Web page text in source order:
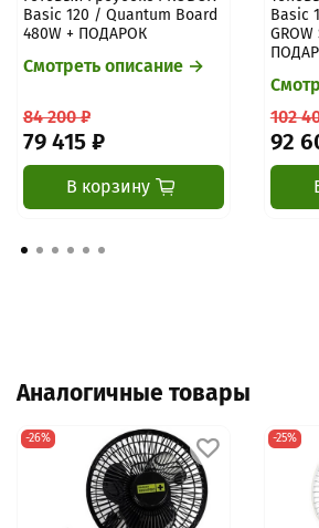
Basic 120 / Quantum Board
480W + ПОДАРОК
Смотреть описание →
84 200 ₽
79 415 ₽
В корзину
Basic
GROW
102
92
Аналогичные товары
-26% -25%